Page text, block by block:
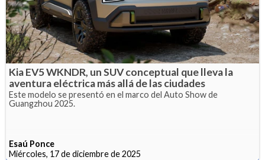
Kia EV5 WKNDR, un SUV conceptual que lleva la
aventura eléctrica más allá de las ciudades
Este modelo se presentó en el marco del Auto Show de
Guangzhou 2025.
Esaú Ponce
Miércoles, 17 de diciembre de 2025